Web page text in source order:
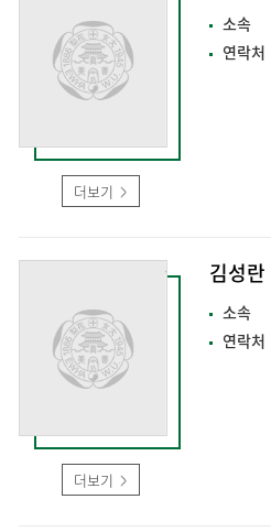
더보기
소속
연락처
더보기
김성란
소속
연락처